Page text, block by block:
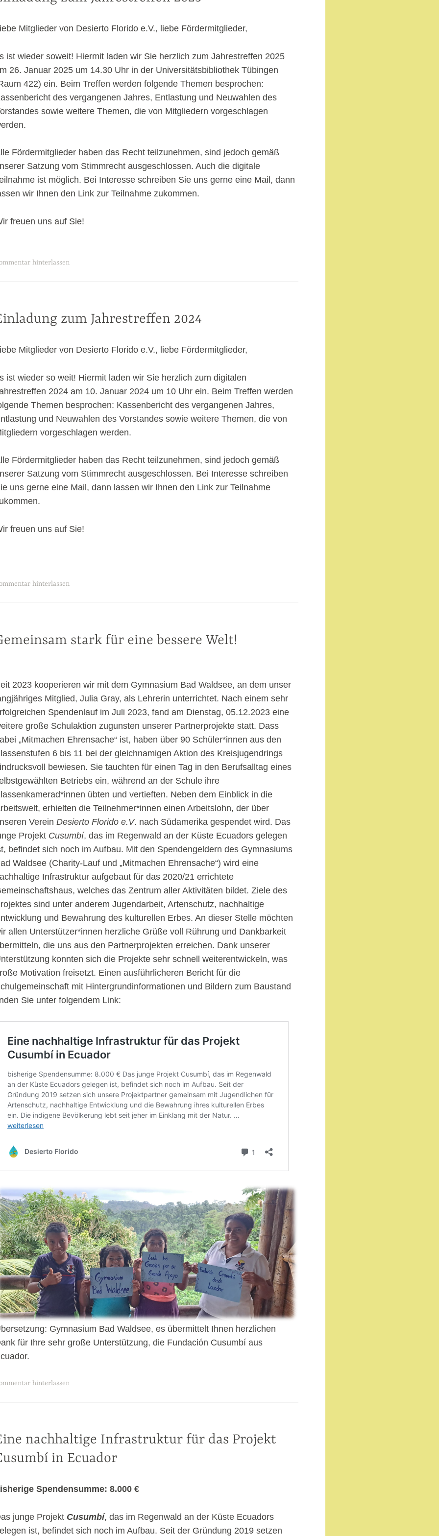
Mitglieder von Desierto Florido e.V., liebe Fördermitglieder,
ist wieder soweit! Hiermit laden wir Sie herzlich zum Jahrestreffen 2025
26. Januar 2025 um 14.30 Uhr in der Universitätsbibliothek Tübingen
422) ein. Beim Treffen werden folgende Themen besprochen:
des vergangenen Jahres, Entlastung und Neuwahlen des
sowie weitere Themen, die von Mitgliedern vorgeschlagen
Fördermitglieder haben das Recht teilzunehmen, sind jedoch gemäß
Satzung vom Stimmrecht ausgeschlossen. Auch die digitale
ist möglich. Bei Interesse schreiben Sie uns gerne eine Mail, dann
wir Ihnen den Link zur Teilnahme zukommen.
freuen uns auf Sie!
hinterlassen
zum Jahrestreffen 2024
Mitglieder von Desierto Florido e.V., liebe Fördermitglieder,
ist wieder so weit! Hiermit laden wir Sie herzlich zum digitalen
2024 am 10. Januar 2024 um 10 Uhr ein. Beim Treffen werden
Themen besprochen: Kassenbericht des vergangenen Jahres,
und Neuwahlen des Vorstandes sowie weitere Themen, die von
vorgeschlagen werden.
Fördermitglieder haben das Recht teilzunehmen, sind jedoch gemäß
Satzung vom Stimmrecht ausgeschlossen. Bei Interesse schreiben
uns gerne eine Mail, dann lassen wir Ihnen den Link zur Teilnahme
freuen uns auf Sie!
hinterlassen
stark für eine bessere Welt!
2023 kooperieren wir mit dem Gymnasium Bad Waldsee, an dem unser
Mitglied, Julia Gray, als Lehrerin unterrichtet. Nach einem sehr
Spendenlauf im Juli 2023, fand am Dienstag, 05.12.2023 eine
große Schulaktion zugunsten unserer Partnerprojekte statt. Dass
„Mitmachen Ehrensache“ ist, haben über 90 Schüler*innen aus den
6 bis 11 bei der gleichnamigen Aktion des Kreisjugendrings
bewiesen. Sie tauchten für einen Tag in den Berufsalltag eines
Betriebs ein, während an der Schule ihre
übten und vertieften. Neben dem Einblick in die
erhielten die Teilnehmer*innen einen Arbeitslohn, der über
Verein Desierto Florido e.V. nach Südamerika gespendet wird. Das
Projekt Cusumbí, das im Regenwald an der Küste Ecuadors gelegen
befindet sich noch im Aufbau. Mit den Spendengeldern des Gymnasiums
Waldsee (Charity-Lauf und „Mitmachen Ehrensache“) wird eine
Infrastruktur aufgebaut für das 2020/21 errichtete
welches das Zentrum aller Aktivitäten bildet. Ziele des
sind unter anderem Jugendarbeit, Artenschutz, nachhaltige
und Bewahrung des kulturellen Erbes. An dieser Stelle möchten
allen Unterstützer*innen herzliche Grüße voll Rührung und Dankbarkeit
die uns aus den Partnerprojekten erreichen. Dank unserer
konnten sich die Projekte sehr schnell weiterentwickeln, was
Motivation freisetzt. Einen ausführlicheren Bericht für die
mit Hintergrundinformationen und Bildern zum Baustand
Sie unter folgendem Link:
Gymnasium Bad Waldsee, es übermittelt Ihnen herzlichen
für Ihre sehr große Unterstützung, die Fundación Cusumbí aus
hinterlassen
nachhaltige Infrastruktur für das Projekt
in Ecuador
Spendensumme: 8.000 €
junge Projekt Cusumbí, das im Regenwald an der Küste Ecuadors
ist, befindet sich noch im Aufbau. Seit der Gründung 2019 setzen